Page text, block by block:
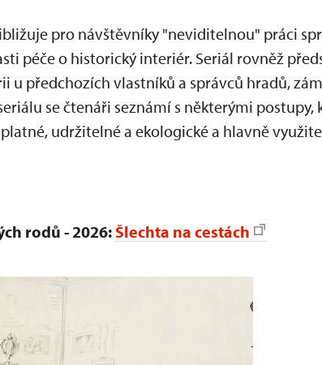
pro návštěvníky "neviditelnou" práci
péče o historický interiér. Seriál rovněž
u předchozích vlastníků a správců hradů,
se čtenáři seznámí s některými postupy,
udržitelné a ekologické a hlavně
rodů - 2026: Šlechta na cestách